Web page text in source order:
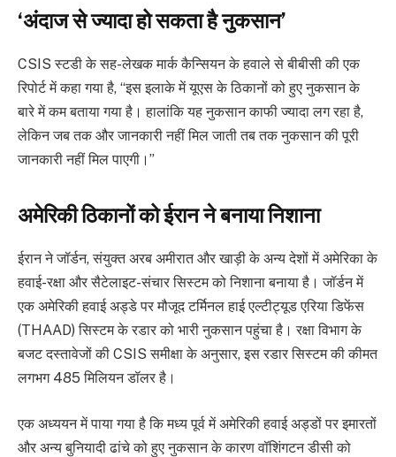
‘अंदाज से ज्यादा हो सकता है नुकसान’
CSIS स्टडी के सह-लेखक मार्क कैन्सियन के हवाले से बीबीसी की एक
रिपोर्ट में कहा गया है, “इस इलाके में यूएस के ठिकानों को हुए नुकसान के
बारे में कम बताया गया है। हालांकि यह नुकसान काफी ज्यादा लग रहा है,
लेकिन जब तक और जानकारी नहीं मिल जाती तब तक नुकसान की पूरी
जानकारी नहीं मिल पाएगी।”
अमेरिकी ठिकानों को ईरान ने बनाया निशाना
ईरान ने जॉर्डन, संयुक्त अरब अमीरात और खाड़ी के अन्य देशों में अमेरिका के
हवाई-रक्षा और सैटेलाइट-संचार सिस्टम को निशाना बनाया है। जॉर्डन में
एक अमेरिकी हवाई अड्डे पर मौजूद टर्मिनल हाई एल्टीट्यूड एरिया डिफेंस
(THAAD) सिस्टम के रडार को भारी नुकसान पहुंचा है। रक्षा विभाग के
बजट दस्तावेजों की CSIS समीक्षा के अनुसार, इस रडार सिस्टम की कीमत
लगभग 485 मिलियन डॉलर है।
एक अध्ययन में पाया गया है कि मध्य पूर्व में अमेरिकी हवाई अड्डों पर इमारतों
और अन्य बुनियादी ढांचे को हुए नुकसान के कारण वॉशिंगटन डीसी को